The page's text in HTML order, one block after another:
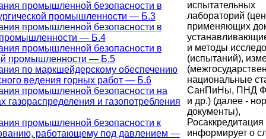
промышленной безопасности в
промышленности — Б.3
промышленной безопасности в
— Б.4
промышленной безопасности в
промышленности — Б.5
по маркшейдерскому обеспечению
ведения горных работ — Б.6
промышленной безопасности на
газораспределения и газопотребления
промышленной безопасности к
работающему под давлением —
испытательных
лабораторий
применяющих
и методы
(испытаний),
национальные
СанПиНы, ПНД
и др.) (далее -
документы),
Росаккредитация
информирует о